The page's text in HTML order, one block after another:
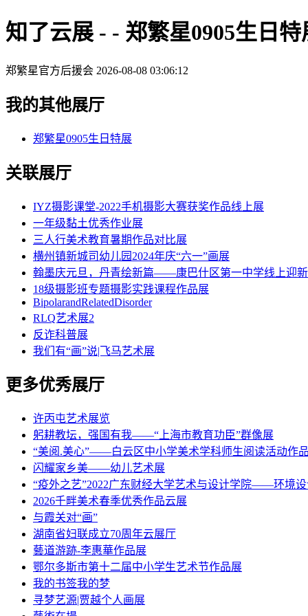
知了云展 - - 郑繁星0905生日特
郑繁星官方后援会 2026-08-08 03:06:12
我的其他展厅
郑繁星0905生日特展
关联展厅
IYZ摄影课堂-2022手机摄影大赛获奖作品线上展
一年级黏土优秀作业展
三人行美术教育暑期作品对比展
横州镇新城司幼儿园2024年庆“六一”画展
翰墨庆元旦，丹青绘新篇——康巴什区第一中学线上迎
18级摄影班专题摄影实践课程作品展
BipolarandRelatedDisorder
RLQ艺术展2
反诈科普展
我们有“画”说|飞马艺术展
更多优秀展厅
许丙屯艺术展览
躬耕教坛，强国有我——“上海市教育功臣”群像展
“美阅.美心”——白云区中小学美术学科师生阅读活动作
闪耀家乡美——幼儿艺术展
“疫外之艺”2022广东财经大学艺术与设计学院——环境
2026千畔美术春季优秀作品云展
与霞关对“画”
湖南省妇联成立70周年云展厅
藝道游跡-李惠華作品展
鄂尔多斯市第十二届中小学生艺术节作品展
我的书签我的梦
寻梦艺源|贾越个人画展